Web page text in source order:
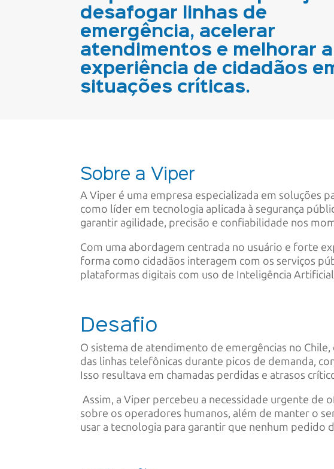
desafogar linhas de
emergência, acelerar
atendimentos e melhorar a
experiência de cidadãos
situações críticas.
Sobre a Viper
A Viper é uma empresa especializada em soluções
como líder em tecnologia aplicada à segurança
garantir agilidade, precisão e confiabilidade nos
Com uma abordagem centrada no usuário e forte
forma como cidadãos interagem com os serviços
plataformas digitais com uso de Inteligência
Desafio
O sistema de atendimento de emergências no
das linhas telefônicas durante picos de demanda,
Isso resultava em chamadas perdidas e atrasos
Assim, a Viper percebeu a necessidade urgente de
sobre os operadores humanos, além de manter o
usar a tecnologia para garantir que nenhum pedido